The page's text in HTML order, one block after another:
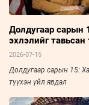
Долдугаар сарын
эхлэлийг
2026-07-15
Долдугаар сарын 15:
түүхэн үйл явдал